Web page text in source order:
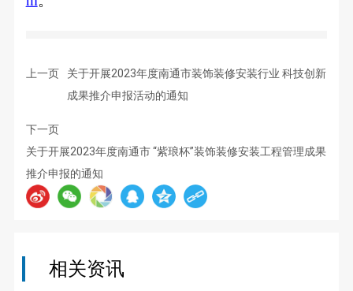
上一页
关于开展2023年度南通市装饰装修安装行业 科技创新
成果推介申报活动的通知
下一页
关于开展2023年度南通市 “紫琅杯”装饰装修安装工程管理成果
推介申报的通知
相关资讯